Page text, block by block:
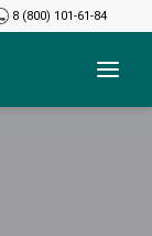
8 (800) 101-61-84